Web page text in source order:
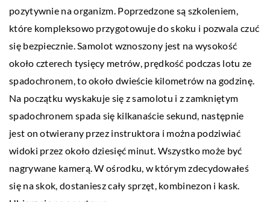
pozytywnie na organizm. Poprzedzone są szkoleniem,
które kompleksowo przygotowuje do skoku i pozwala czuć
się bezpiecznie. Samolot wznoszony jest na wysokość
około czterech tysięcy metrów, prędkość podczas lotu ze
spadochronem, to około dwieście kilometrów na godzinę.
Na początku wyskakuje się z samolotu i z zamkniętym
spadochronem spada się kilkanaście sekund, następnie
jest on otwierany przez instruktora i można podziwiać
widoki przez około dziesięć minut. Wszystko może być
nagrywane kamerą. W ośrodku, w którym zdecydowałeś
się na skok, dostaniesz cały sprzęt, kombinezon i kask.